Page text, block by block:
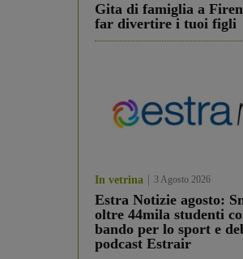
Gita di famiglia a
far divertire i tuoi figli
In vetrina 3 Agosto 2026
Estra Notizie agosto:
oltre 44mila studenti
bando per lo sport e
podcast Estrair